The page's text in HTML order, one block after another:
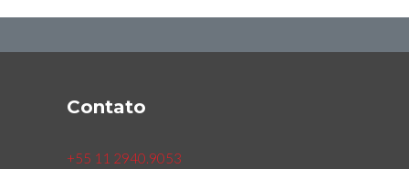
Contato
+55 11 2940.9053